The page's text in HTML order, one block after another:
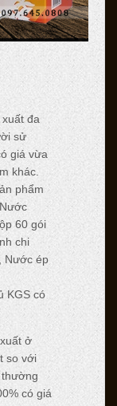
đa
sử
giá vừa
khác.
phẩm
60 gói
chi
Nước ép
KGS có
ở
so với
có giá